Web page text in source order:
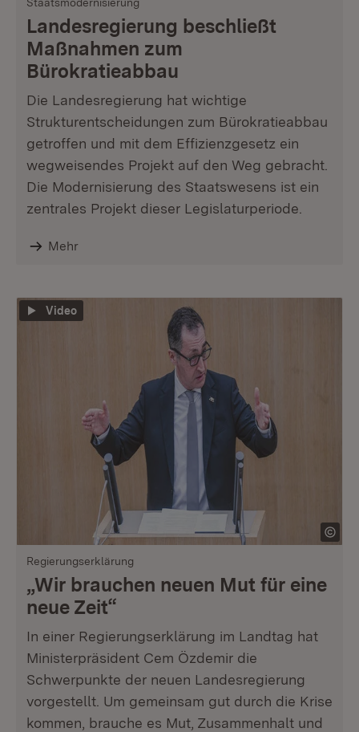
Landesregierung beschließt
Maßnahmen zum
Bürokratieabbau
Die Landesregierung hat wichtige
Strukturentscheidungen zum Bürokratieabbau
getroffen und mit dem Effizienzgesetz ein
wegweisendes Projekt auf den Weg gebracht.
Die Modernisierung des Staatswesens ist ein
zentrales Projekt dieser Legislaturperiode.
Mehr
Video
Regierungserklärung
„Wir brauchen neuen Mut für eine
neue Zeit“
In einer Regierungserklärung im Landtag hat
Ministerpräsident Cem Özdemir die
Schwerpunkte der neuen Landesregierung
vorgestellt. Um gemeinsam gut durch die Krise
kommen, brauche es Mut, Zusammenhalt und